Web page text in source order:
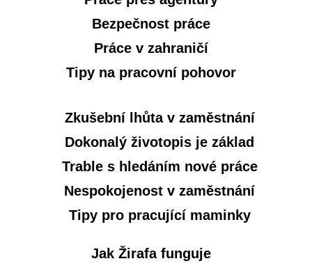
Bezpečnost práce
Práce v zahraničí
Tipy na pracovní pohovor
Zkušební lhůta v zaměstnání
Dokonalý životopis je základ
Trable s hledáním nové práce
Nespokojenost v zaměstnání
Tipy pro pracující maminky
Jak Žirafa funguje